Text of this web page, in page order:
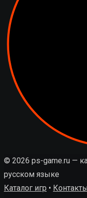
© 2026 ps-game.ru —
русском языке
Каталог игр •